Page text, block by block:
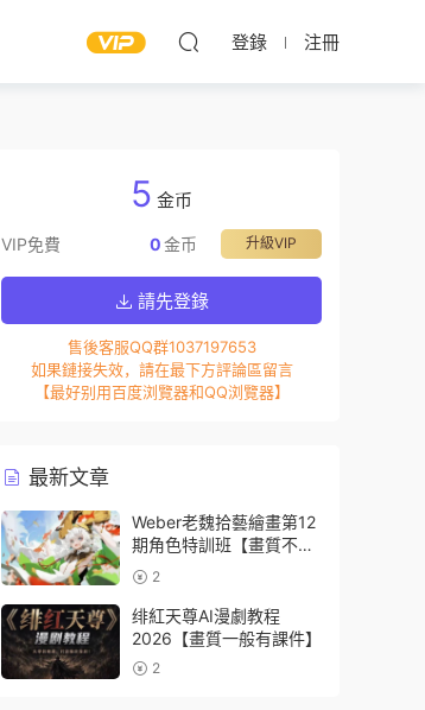
登錄 注冊
5 金币
VIP免費 升級VIP
0金币
請先登錄
售後客服QQ群1037197653
如果鏈接失效，請在最下方評論區留言
【最好别用百度浏覽器和QQ浏覽器】
最新文章
Weber老魏拾藝繪畫第12
期角色特訓班【畫質不錯
隻有視頻】
2
绯紅天尊AI漫劇教程
2026【畫質一般有課件】
2